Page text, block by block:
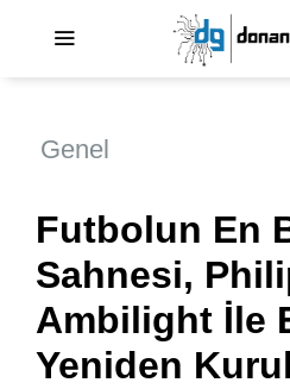
Genel
Futbolun En
Sahnesi,
Ambilight İle
Yeniden